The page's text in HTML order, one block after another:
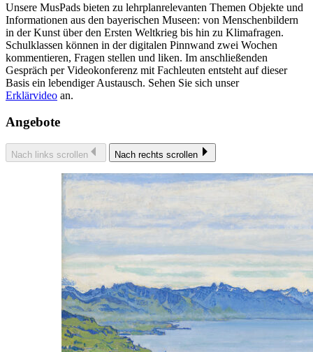
Unsere MusPads bieten zu lehrplanrelevanten Themen Objekte und
Informationen aus den bayerischen Museen: von Menschenbildern
in der Kunst über den Ersten Weltkrieg bis hin zu Klimafragen.
Schulklassen können in der digitalen Pinnwand zwei Wochen
kommentieren, Fragen stellen und liken. Im anschließenden
Gespräch per Videokonferenz mit Fachleuten entsteht auf dieser
Basis ein lebendiger Austausch. Sehen Sie sich unser
Erklärvideo an.
Angebote
Nach links scrollen Nach rechts scrollen